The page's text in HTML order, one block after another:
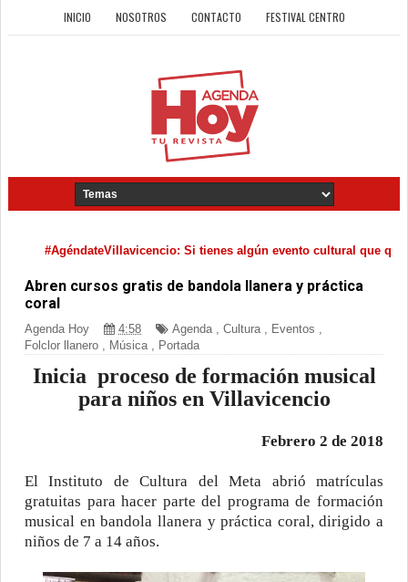
INICIO NOSOTROS CONTACTO FESTIVAL CENTRO
#AgéndateVillavicencio: Si tienes algún evento cultural que
Abren cursos gratis de bandola llanera y práctica
coral
Agenda Hoy 4:58 Agenda Cultura Eventos
Folclor llanero
Música Portada
Inicia proceso de formación musical
para niños en Villavicencio
Febrero 2 de 2018
El Instituto de Cultura del Meta abrió matrículas
gratuitas para hacer parte del programa de formación
musical en bandola llanera y práctica coral, dirigido a
niños de 7 a 14 años.